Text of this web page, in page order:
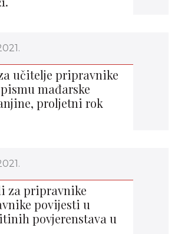
učitelje pripravnike
mađarske
proljetni rok
za pripravnike
povijesti u
povjerenstava u